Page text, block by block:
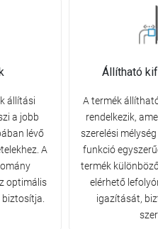
állítási
a jobb
lévő
A
optimális
Állítható
A termék
rendelkezik,
szerelési
funkció
termék
elérhető
igazítását,